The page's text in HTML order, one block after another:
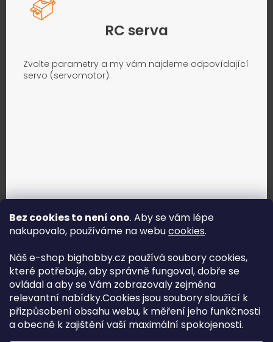
Bez cookies to není ono. Aby se vám lépe
nakupovalo, používáme na webucookies.
Náš e-shop bighobby.cz používá soubory cookies,
které potřebuje, aby správně fungoval, dobře se
ovládal a aby se Vám zobrazovaly zejména
relevantní nabídky.Cookies jsou soubory sloužící k
přizpůsobení obsahu webu, k měření jeho funkčnosti
a obecně k zajištění vaší maximální spokojenosti.
RC serva
Zvolte parametry a my vám najdeme odpovídající
servo (servomotor).
Jak vybrat správné servo?
Najít správné servo